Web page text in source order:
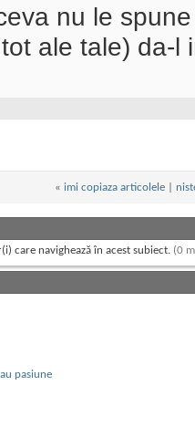
nu le
ale tale) da-l
« imi copiaza articolele
care navighează în acest subiect. (0
pasiune